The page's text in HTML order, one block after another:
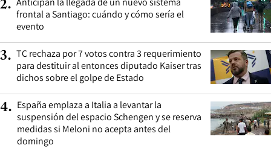
2.
frontal a Santiago: cuándo y cómo sería el
evento
3. TC rechaza por 7 votos contra 3 requerimiento
para destituir al entonces diputado Kaiser tras
dichos sobre el golpe de Estado
4. España emplaza a Italia a levantar la
suspensión del espacio Schengen y se reserva
medidas si Meloni no acepta antes del
domingo